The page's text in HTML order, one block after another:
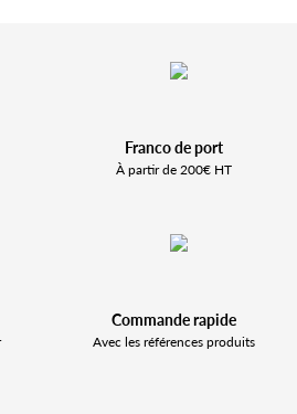
Franco de port
À partir de 200€ HT
Commande rapide
Avec les références produits